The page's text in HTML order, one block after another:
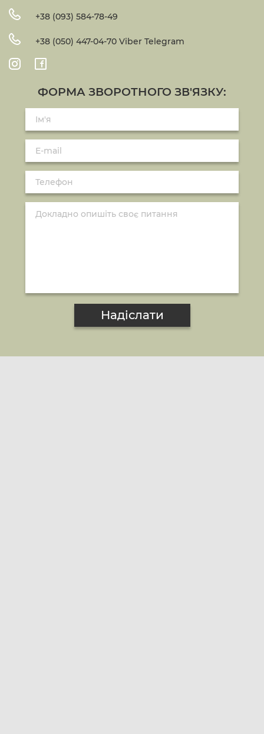
+38 (093) 584-78-49
+38 (050) 447-04-70 Viber Telegram
ФОРМА ЗВОРОТНОГО ЗВ'ЯЗКУ:
Надіслати